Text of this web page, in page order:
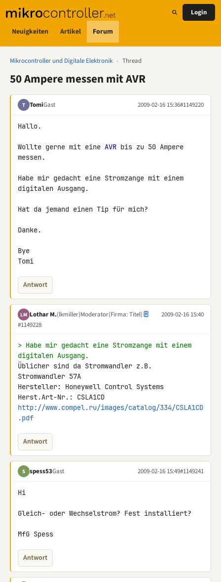
Neuigkeiten Artikel Forum
Login
Mikrocontroller und Digitale Elektronik › Thread
50 Ampere messen mit AVR
T TomiGast 2009-02-16 15:36#1149220
Hallo.
Wollte gerne mit eine AVR bis zu 50 Ampere
messen.
Habe mir gedacht eine Stromzange mit einem
digitalen Ausgang.
Hat da jemand einen Tip für mich?
Danke.
Bye
Tomi
Antwort
LM Lothar M.(lkmiller)Moderator(Firma: Titel)
2009-02-16 15:40
#1149228
> Habe mir gedacht eine Stromzange mit einem
digitalen Ausgang.
Üblicher sind da Stromwandler z.B.
Stromwandler 57A
Hersteller: Honeywell Control Systems
http://www.compel.ru/images/catalog/334/CSLA1CD
.pdf
Antwort
S spess53Gast 2009-02-16 15:49#1149241
Hi
Gleich- oder Wechselstrom? Fest installiert?
MfG Spess
Antwort